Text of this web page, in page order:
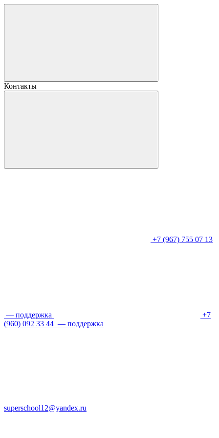
Контакты
+7 (967) 755 07 13
— поддержка
+7
(960) 092 33 44 — поддержка
superschool12@yandex.ru